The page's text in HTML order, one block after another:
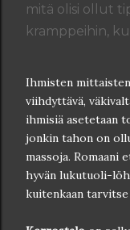
mitä olisi ollut
kramppeihin,
Ihmisten
viihdyttävä,
ihmisiä asetetaan
jonkin tahon on
massoja. Romaani
hyvän lukutuoli-
kuitenkaan